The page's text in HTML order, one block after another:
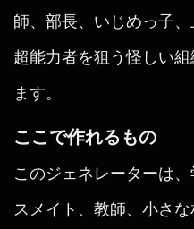
師、部長、いじめっ子、
超能力者を狙う怪しい
ます。
ここで作れるもの
このジェネレーターは
スメイト、教師、小さ